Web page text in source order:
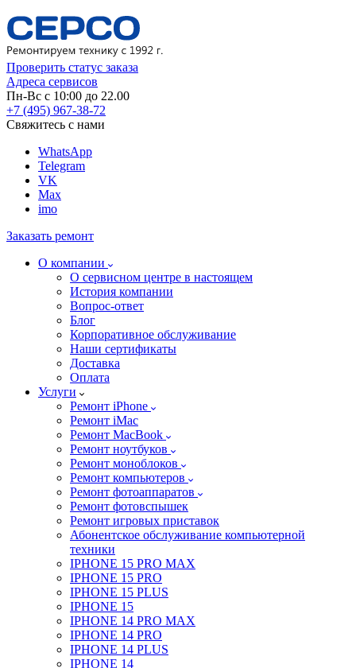
Проверить статус заказа
Адреса сервисов
Пн-Вс с 10:00 до 22.00
+7 (495) 967-38-72
Свяжитесь с нами
WhatsApp
Telegram
VK
Max
imo
Заказать ремонт
О компании
О сервисном центре в настоящем
История компании
Вопрос-ответ
Блог
Корпоративное обслуживание
Наши сертификаты
Доставка
Оплата
Услуги
Ремонт iPhone
Ремонт iMac
Ремонт MacBook
Ремонт ноутбуков
Ремонт моноблоков
Ремонт компьютеров
Ремонт фотоаппаратов
Ремонт фотовспышек
Ремонт игровых приставок
Абонентское обслуживание компьютерной
техники
IPHONE 15 PRO MAX
IPHONE 15 PRO
IPHONE 15 PLUS
IPHONE 15
IPHONE 14 PRO MAX
IPHONE 14 PRO
IPHONE 14 PLUS
IPHONE 14